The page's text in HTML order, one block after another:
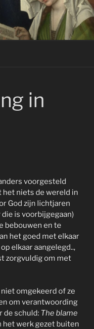
in
voorgesteld
niets de wereld in
God zijn lichtjaren
is voorbijgegaan)
bebouwen en te
het goed met elkaar
elkaar aangelegd..,
zorgvuldig om met
niet omgekeerd of ze
om verantwoording
de schuld: The blame
het werk gezet buiten